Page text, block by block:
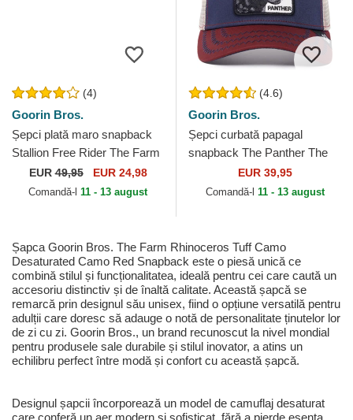
(4)
Goorin Bros.
Șepci plată maro snapback
Stallion Free Rider The Farm
Flats The Farm Goorin Bros.
EUR49,95 EUR 24,98
Comandă-l 11 - 13 august
(4.6)
Goorin Bros.
Șepci curbată papagal
snapback The Panther The
Farm Goorin Bros.
EUR 39,95
Comandă-l 11 - 13 august
Șapca Goorin Bros. The Farm Rhinoceros Tuff Camo
Desaturated Camo Red Snapback este o piesă unică ce
combină stilul și funcționalitatea, ideală pentru cei care caută un
accesoriu distinctiv și de înaltă calitate. Această șapcă se
remarcă prin designul său unisex, fiind o opțiune versatilă pentru
adulții care doresc să adauge o notă de personalitate ținutelor lor
de zi cu zi. Goorin Bros., un brand recunoscut la nivel mondial
pentru produsele sale durabile și stilul inovator, a atins un
echilibru perfect între modă și confort cu această șapcă.
Designul șapcii încorporează un model de camuflaj desaturat